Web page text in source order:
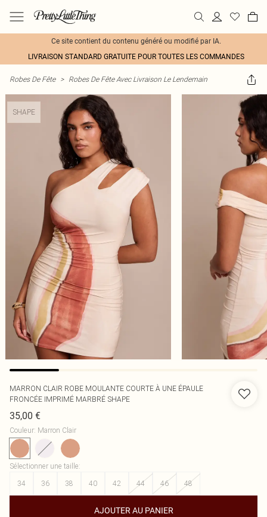
Ce site contient du contenu généré ou modifié par IA.
LIVRAISON STANDARD GRATUITE POUR TOUTES LES COMMANDES
Robes De Fête > Robes De Fête Avec Livraison Le Lendemain
SHAPE
MARRON CLAIR ROBE MOULANTE COURTE À UNE ÉPAULE
FRONCÉE IMPRIMÉ MARBRÉ SHAPE
35,00 €
Couleur: Marron Clair
Sélectionner une taille:
34
36 38 40 42 44 46 48
AJOUTER AU PANIER